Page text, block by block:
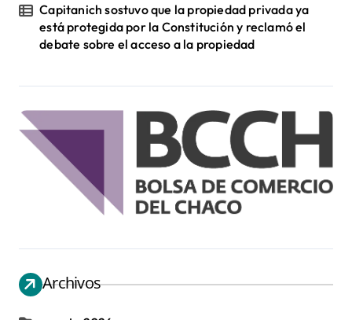
Capitanich sostuvo que la propiedad privada ya
está protegida por la Constitución y reclamó el
debate sobre el acceso a la propiedad
Archivos